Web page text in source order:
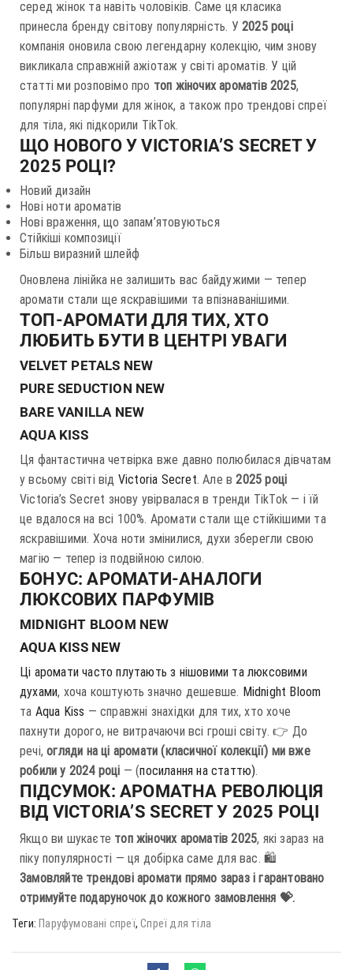
серед жінок та навіть чоловіків. Саме ця класика
принесла бренду світову популярність. У2025 році
компанія оновила свою легендарну колекцію, чим знову
викликала справжній ажіотаж у світі ароматів. У цій
статті ми розповімо про топ жіночих ароматів 2025,
популярні парфуми для жінок, а також про трендові спреї
для тіла, які підкорили TikTok.
ЩО НОВОГО У VICTORIA’S SECRET У
2025 РОЦІ?
Новий дизайн
Нові ноти ароматів
Нові враження, що запам’ятовуються
Стійкіші композиції
Більш виразний шлейф
Оновлена лінійка не залишить вас байдужими — тепер
аромати стали ще яскравішими та впізнаванішими.
ТОП-АРОМАТИ ДЛЯ ТИХ, ХТО
ЛЮБИТЬ БУТИ В ЦЕНТРІ УВАГИ
VELVET PETALS NEW
PURE SEDUCTION NEW
BARE VANILLA NEW
AQUA KISS
Ця фантастична четвірка вже давно полюбилася дівчатам
у всьому світі від Victoria Secret. Але в2025 році
Victoria’s Secret знову увірвалася в тренди TikTok — і їй
це вдалося на всі 100%. Аромати стали ще стійкішими та
яскравішими. Хоча ноти змінилися, духи зберегли свою
магію — тепер із подвійною силою.
БОНУС: АРОМАТИ-АНАЛОГИ
ЛЮКСОВИХ ПАРФУМІВ
MIDNIGHT BLOOM NEW
AQUA KISS NEW
Ці аромати часто плутають з нішовими та люксовими
духами, хоча коштують значно дешевше. Midnight Bloom
та Aqua Kiss — справжні знахідки для тих, хто хоче
пахнути дорого, не витрачаючи всі гроші світу. 👉 До
речі,огляди на ці аромати (класичної колекції) ми вже
робили у 2024 році — (посилання на статтю).
ПІДСУМОК: АРОМАТНА РЕВОЛЮЦІЯ
ВІД VICTORIA’S SECRET У 2025 РОЦІ
Якщо ви шукаєте топ жіночих ароматів 2025, які зараз на
піку популярності — ця добірка саме для вас. 🛍️
Замовляйте трендові аромати прямо зараз і гарантовано
отримуйте подаруночок до кожного замовлення 💝.
Теги:Паруфумовані спреї,Спреї для тіла